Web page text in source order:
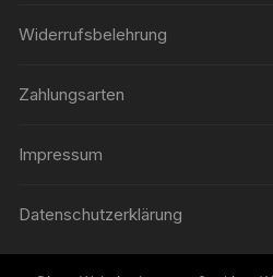
Widerrufsbelehrung
Zahlungsarten
Impressum
Datenschutzerklärung